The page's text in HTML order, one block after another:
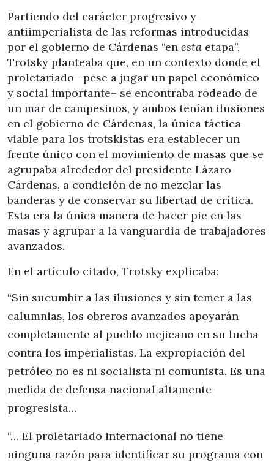
Partiendo del carácter progresivo y
antiimperialista de las reformas introducidas
por el gobierno de Cárdenas “en esta etapa”,
Trotsky planteaba que, en un contexto donde el
proletariado –pese a jugar un papel económico
y social importante– se encontraba rodeado de
un mar de campesinos, y ambos tenían ilusiones
en el gobierno de Cárdenas, la única táctica
viable para los trotskistas era establecer un
frente único con el movimiento de masas que se
agrupaba alrededor del presidente Lázaro
Cárdenas, a condición de no mezclar las
banderas y de conservar su libertad de crítica.
Esta era la única manera de hacer pie en las
masas y agrupar a la vanguardia de trabajadores
avanzados.
En el artículo citado, Trotsky explicaba:
“Sin sucumbir a las ilusiones y sin temer a las
calumnias, los obreros avanzados apoyarán
completamente al pueblo mejicano en su lucha
contra los imperialistas. La expropiación del
petróleo no es ni socialista ni comunista. Es una
medida de defensa nacional altamente
progresista…
“… El proletariado internacional no tiene
ninguna razón para identificar su programa con